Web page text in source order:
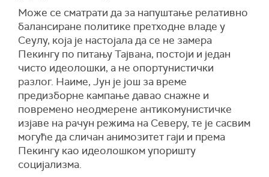
Може се сматрати да за напуштање релативно
балансиране политике претходне владе у
Сеулу, која је настојала да се не замера
Пекингу по питању Тајвана, постоји и један
чисто идеолошки, а не опортунистички
разлог. Наиме, Јун је још за време
предизборне кампање давао снажне и
повремено неодмерене антикомунистичке
изјаве на рачун режима на Северу, те је сасвим
могуће да сличан анимозитет гаји и према
Пекингу као идеолошком упоришту
социјализма.